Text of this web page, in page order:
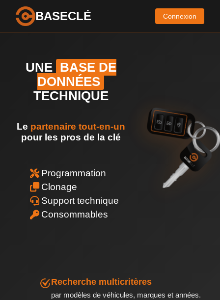
BASECLÉ Connexion
UNE BASE DE
DONNÉES
TECHNIQUE
Le partenaire tout-en-un
pour les pros de la clé
Programmation
Clonage
Support technique
Consommables
Recherche multicritères
par modèles de véhicules, marques et années.